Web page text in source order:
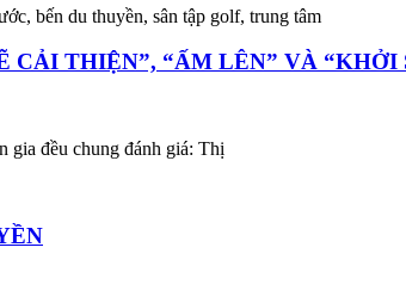
bến du thuyền, sân tập golf, trung tâm
CẢI THIỆN”, “ẤM LÊN” VÀ “KHỞI
gia đều chung đánh giá: Thị